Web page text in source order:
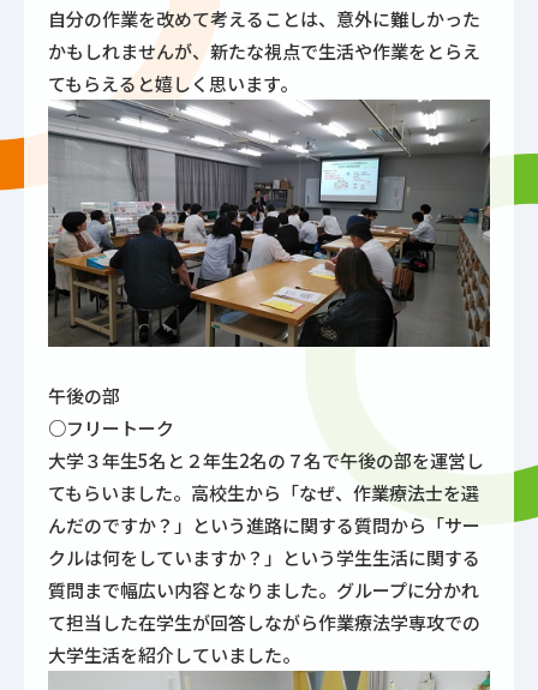
自分の作業を改めて考えることは、意外に難しかった
かもしれませんが、新たな視点で生活や作業をとらえ
てもらえると嬉しく思います。
午後の部
○フリートーク
大学３年生5名と２年生2名の７名で午後の部を運営し
てもらいました。高校生から「なぜ、作業療法士を選
んだのですか？」という進路に関する質問から「サー
クルは何をしていますか？」という学生生活に関する
質問まで幅広い内容となりました。グループに分かれ
て担当した在学生が回答しながら作業療法学専攻での
大学生活を紹介していました。